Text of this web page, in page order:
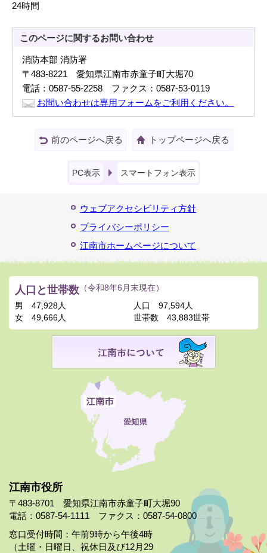
24時間
このページに関するお問い合わせ
消防本部 消防署
〒483-8221 愛知県江南市赤童子町大堀70
電話：0587-55-2258 ファクス：0587-53-0119
お問い合わせは専用フォームをご利用ください。
前のページへ戻る トップページへ戻る
PC表示 スマートフォン表示
ウェブアクセシビリティ方針
プライバシーポリシー
江南市ホームページについて
江南市役所
〒483-8701 愛知県江南市赤童子町大堀90
電話：0587-54-1111 ファクス：0587-54-0800
窓口受付時間：午前9時から午後4時
（土曜・日曜日、祝休日及び12月29
人口と世帯数 （令和8年6月末現在）
男
47,928人
女
49,666人
人口
97,594人
世帯数
43,883世帯